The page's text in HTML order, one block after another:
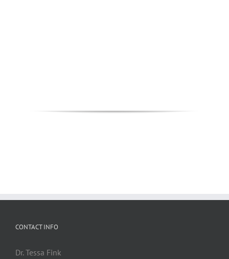
CONTACT INFO
Dr. Tessa Fink